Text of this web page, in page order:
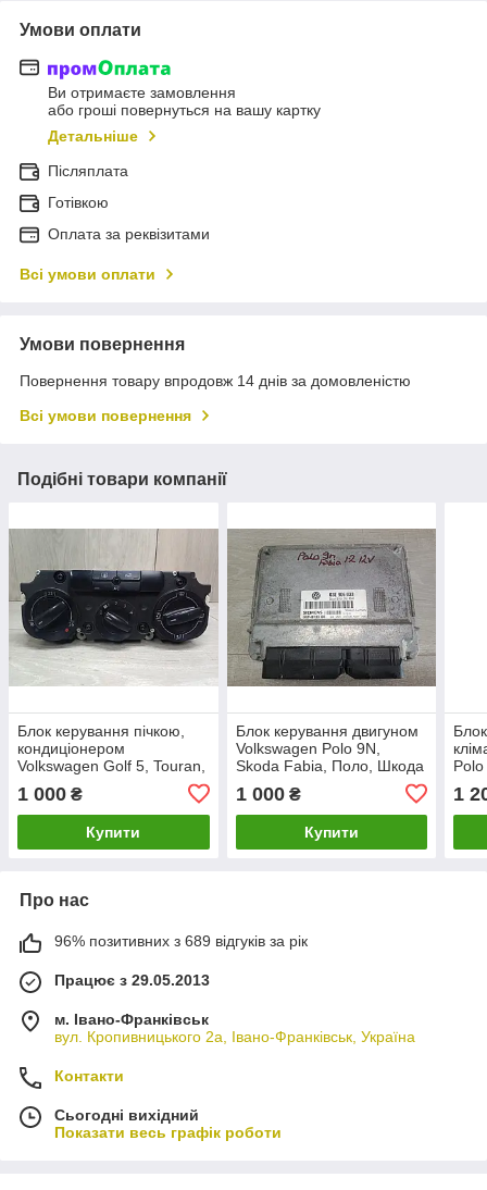
Умови оплати
Ви отримаєте замовлення
або гроші повернуться на вашу картку
Детальніше
Післяплата
Готівкою
Оплата за реквізитами
Всі умови оплати
Умови повернення
Повернення товару впродовж 14 днів за домовленістю
Всі умови повернення
Подібні товари компанії
Блок керування пічкою,
кондиціонером
Volkswagen Golf 5, Touran,
Кадді. 1K1820045B
1 000 ₴
Купити
Блок керування двигуном
Volkswagen Polo 9N,
Skoda Fabia, Поло, Шкода
03E906033, 5WP4016304.
1 000₴
Купити
1
Про нас
96% позитивних з 689 відгуків за рік
Працює з 29.05.2013
м. Івано-Франківськ
вул. Кропивницького 2а, Івано-Франківськ, Україна
Контакти
Сьогодні вихідний
Показати весь графік роботи